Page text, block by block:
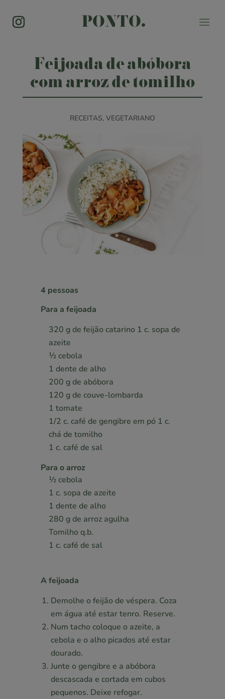
PONTO.
Feijoada de abóbora
com arroz de tomilho
RECEITAS, VEGETARIANO
4 pessoas
Para a feijoada
320 g de feijão catarino 1 c. sopa de
azeite
1⁄2 cebola
1 dente de alho
200 g de abóbora
120 g de couve-lombarda
1 tomate
1/2 c. café de gengibre em pó 1 c.
chá de tomilho
1 c. café de sal
Para o arroz
1⁄2 cebola
1 c. sopa de azeite
1 dente de alho
280 g de arroz agulha
Tomilho q.b.
1 c. café de sal
A feijoada
Demolhe o feijão de véspera. Coza
em água até estar tenro. Reserve.
Num tacho coloque o azeite, a
cebola e o alho picados até estar
dourado.
Junte o gengibre e a abóbora
descascada e cortada em cubos
pequenos. Deixe refogar.